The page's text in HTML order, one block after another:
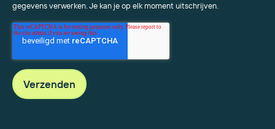
gegevens verwerken. Je kan je op elk moment uitschrijven.